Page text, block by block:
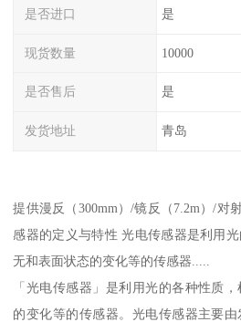
是否进口 是
现货数量 10000
是否售后 是
发货地址 青岛
提供漫反（300mm）/镜反（7.2m）/对
感器的定义与特性 光电传感器是利用
无和表面状态的变化等的传感器.....
「光电传感器」是利用光的各种性质
的变化等的传感器。光电传感器主要